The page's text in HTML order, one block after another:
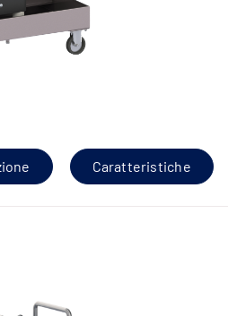
Caratteristiche